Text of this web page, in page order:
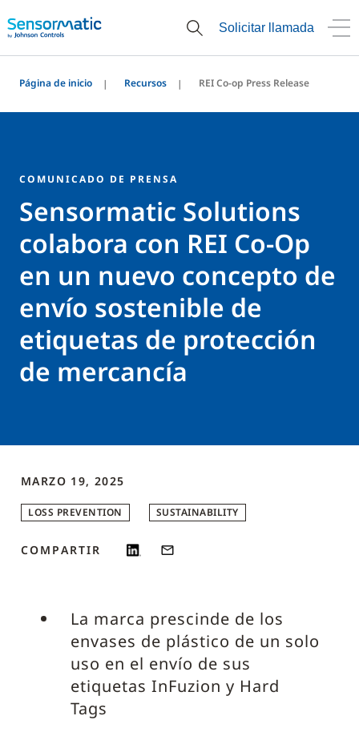
Solicitar llamada
Página de inicio Recursos REI Co-op Press Release
COMUNICADO DE PRENSA
Sensormatic Solutions
colabora con REI Co-Op
en un nuevo concepto de
envío sostenible de
etiquetas de protección
de mercancía
MARZO 19, 2025
LOSS PREVENTION SUSTAINABILITY
COMPARTIR
La marca prescinde de los
envases de plástico de un solo
uso en el envío de sus
etiquetas InFuzion y Hard
Tags